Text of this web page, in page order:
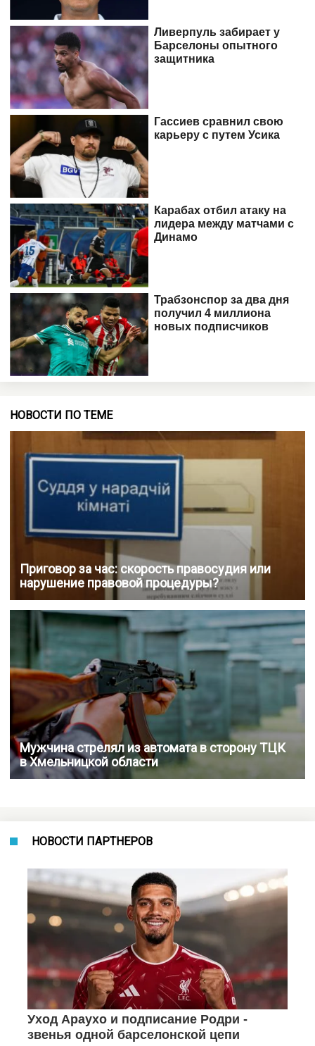
НОВОСТИ ПО ТЕМЕ
Приговор за час: скорость правосудия или
нарушение правовой процедуры?
Мужчина стрелял из автомата в сторону ТЦК
в Хмельницкой области
НОВОСТИ ПАРТНЕРОВ